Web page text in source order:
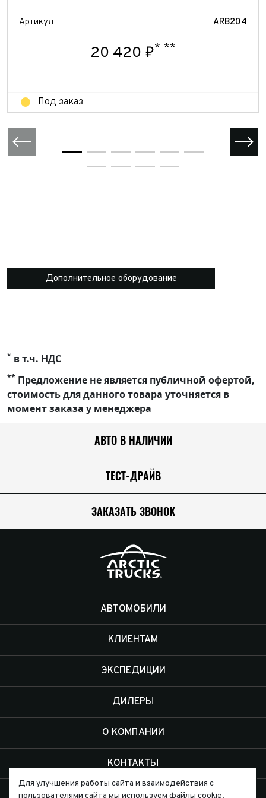
Артикул ARB204
20 420 ₽* **
Под заказ
Дополнительное оборудование
* в т.ч. НДС
** Предложение не является публичной офертой,
стоимость для данного товара уточняется в
момент заказа у менеджера
АВТО В НАЛИЧИИ
ТЕСТ-ДРАЙВ
ЗАКАЗАТЬ ЗВОНОК
АВТОМОБИЛИ
КЛИЕНТАМ
ЭКСПЕДИЦИИ
ДИЛЕРЫ
О КОМПАНИИ
КОНТАКТЫ
Для улучшения работы сайта и взаимодействия с
пользователями сайта мы используем файлы cookie.